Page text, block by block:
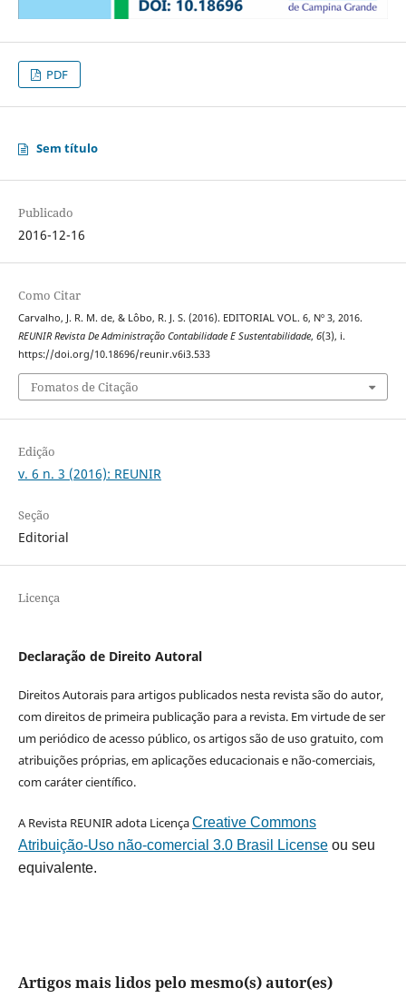
PDF
Sem título
Publicado
2016-12-16
Como Citar
Carvalho, J. R. M. de, & Lôbo, R. J. S. (2016). EDITORIAL VOL. 6, Nº 3, 2016.
REUNIR Revista De Administração Contabilidade E Sustentabilidade, 6(3), i.
https://doi.org/10.18696/reunir.v6i3.533
Fomatos de Citação
Edição
v. 6 n. 3 (2016): REUNIR
Seção
Editorial
Licença
Declaração de Direito Autoral
Direitos Autorais para artigos publicados nesta revista são do autor,
com direitos de primeira publicação para a revista. Em virtude de ser
um periódico de acesso público, os artigos são de uso gratuito, com
atribuições próprias, em aplicações educacionais e não-comerciais,
com caráter científico.
A Revista REUNIR adota LicençaCreative Commons
Atribuição-Uso não-comercial 3.0 Brasil Licenseou seu
equivalente.
Artigos mais lidos pelo mesmo(s) autor(es)